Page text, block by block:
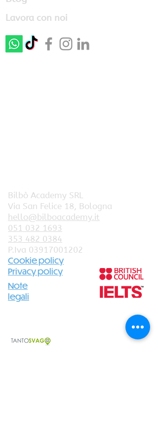
Cookie policy
Note
legali
Lavora con noi
Bilbò Academy SRL
Via San Felice 18, Bologna
hello@bilboacademy.it
051 032 1693
353 482 0384
P.Iva 03917001202
Privacy policy